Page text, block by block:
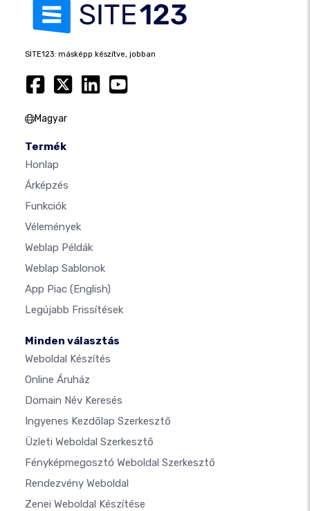
SITE123: másképp készítve, jobban
Magyar
Termék
Honlap
Árképzés
Funkciók
Vélemények
Weblap Példák
Weblap Sablonok
App Piac (English)
Legújabb Frissítések
Minden választás
Weboldal Készítés
Online Áruház
Domain Név Keresés
Ingyenes Kezdőlap Szerkesztő
Üzleti Weboldal Szerkesztő
Fényképmegosztó Weboldal Szerkesztő
Rendezvény Weboldal
Zenei Weboldal Készítése